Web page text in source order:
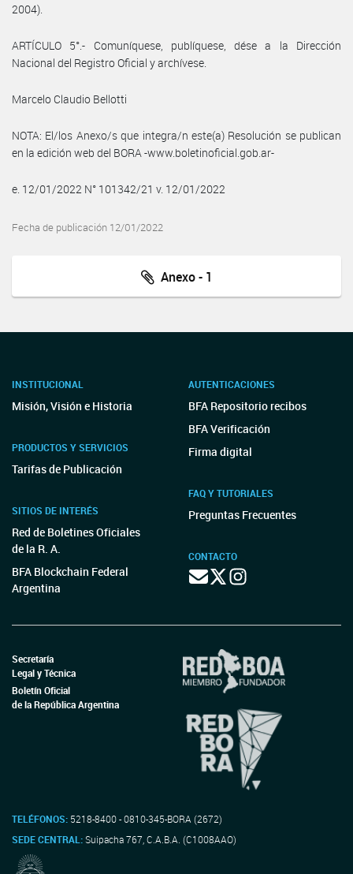
2004).
ARTÍCULO 5°.- Comuníquese, publíquese, dése a la Dirección
Nacional del Registro Oficial y archívese.
Marcelo Claudio Bellotti
NOTA: El/los Anexo/s que integra/n este(a) Resolución se publican
en la edición web del BORA -www.boletinoficial.gob.ar-
e. 12/01/2022 N° 101342/21 v. 12/01/2022
Fecha de publicación 12/01/2022
Anexo - 1
INSTITUCIONAL
Misión, Visión e Historia
PRODUCTOS Y SERVICIOS
Tarifas de Publicación
SITIOS DE INTERÉS
Red de Boletines Oficiales
de la R. A.
BFA Blockchain Federal
Argentina
AUTENTICACIONES
BFA Repositorio recibos
BFA Verificación
Firma digital
FAQ Y TUTORIALES
Preguntas Frecuentes
CONTACTO
Secretaría
Legal y Técnica
Boletín Oficial
de la República Argentina
TELÉFONOS: 5218-8400 - 0810-345-BORA (2672)
SEDE CENTRAL:Suipacha 767, C.A.B.A. (C1008AAO)